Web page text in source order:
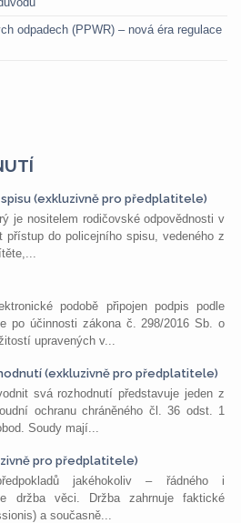
odpadech (PPWR) – nová éra regulace
(exkluzivně pro předplatitele)
je nositelem rodičovské odpovědnosti v
přístup do policejního spisu, vedeného z
podobě připojen podpis podle
po účinnosti zákona č. 298/2016 Sb. o
upravených v...
(exkluzivně pro předplatitele)
svá rozhodnutí představuje jeden z
ochranu chráněného čl. 36 odst. 1
Soudy mají...
pro předplatitele)
jakéhokoliv – řádného i
držba věci. Držba zahrnuje faktické
a současně...